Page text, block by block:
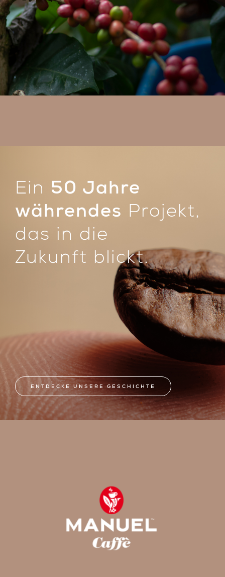
Ein 50 Jahre
währendes Projekt,
das in die
Zukunft blickt.
ENTDECKE UNSERE GESCHICHTE